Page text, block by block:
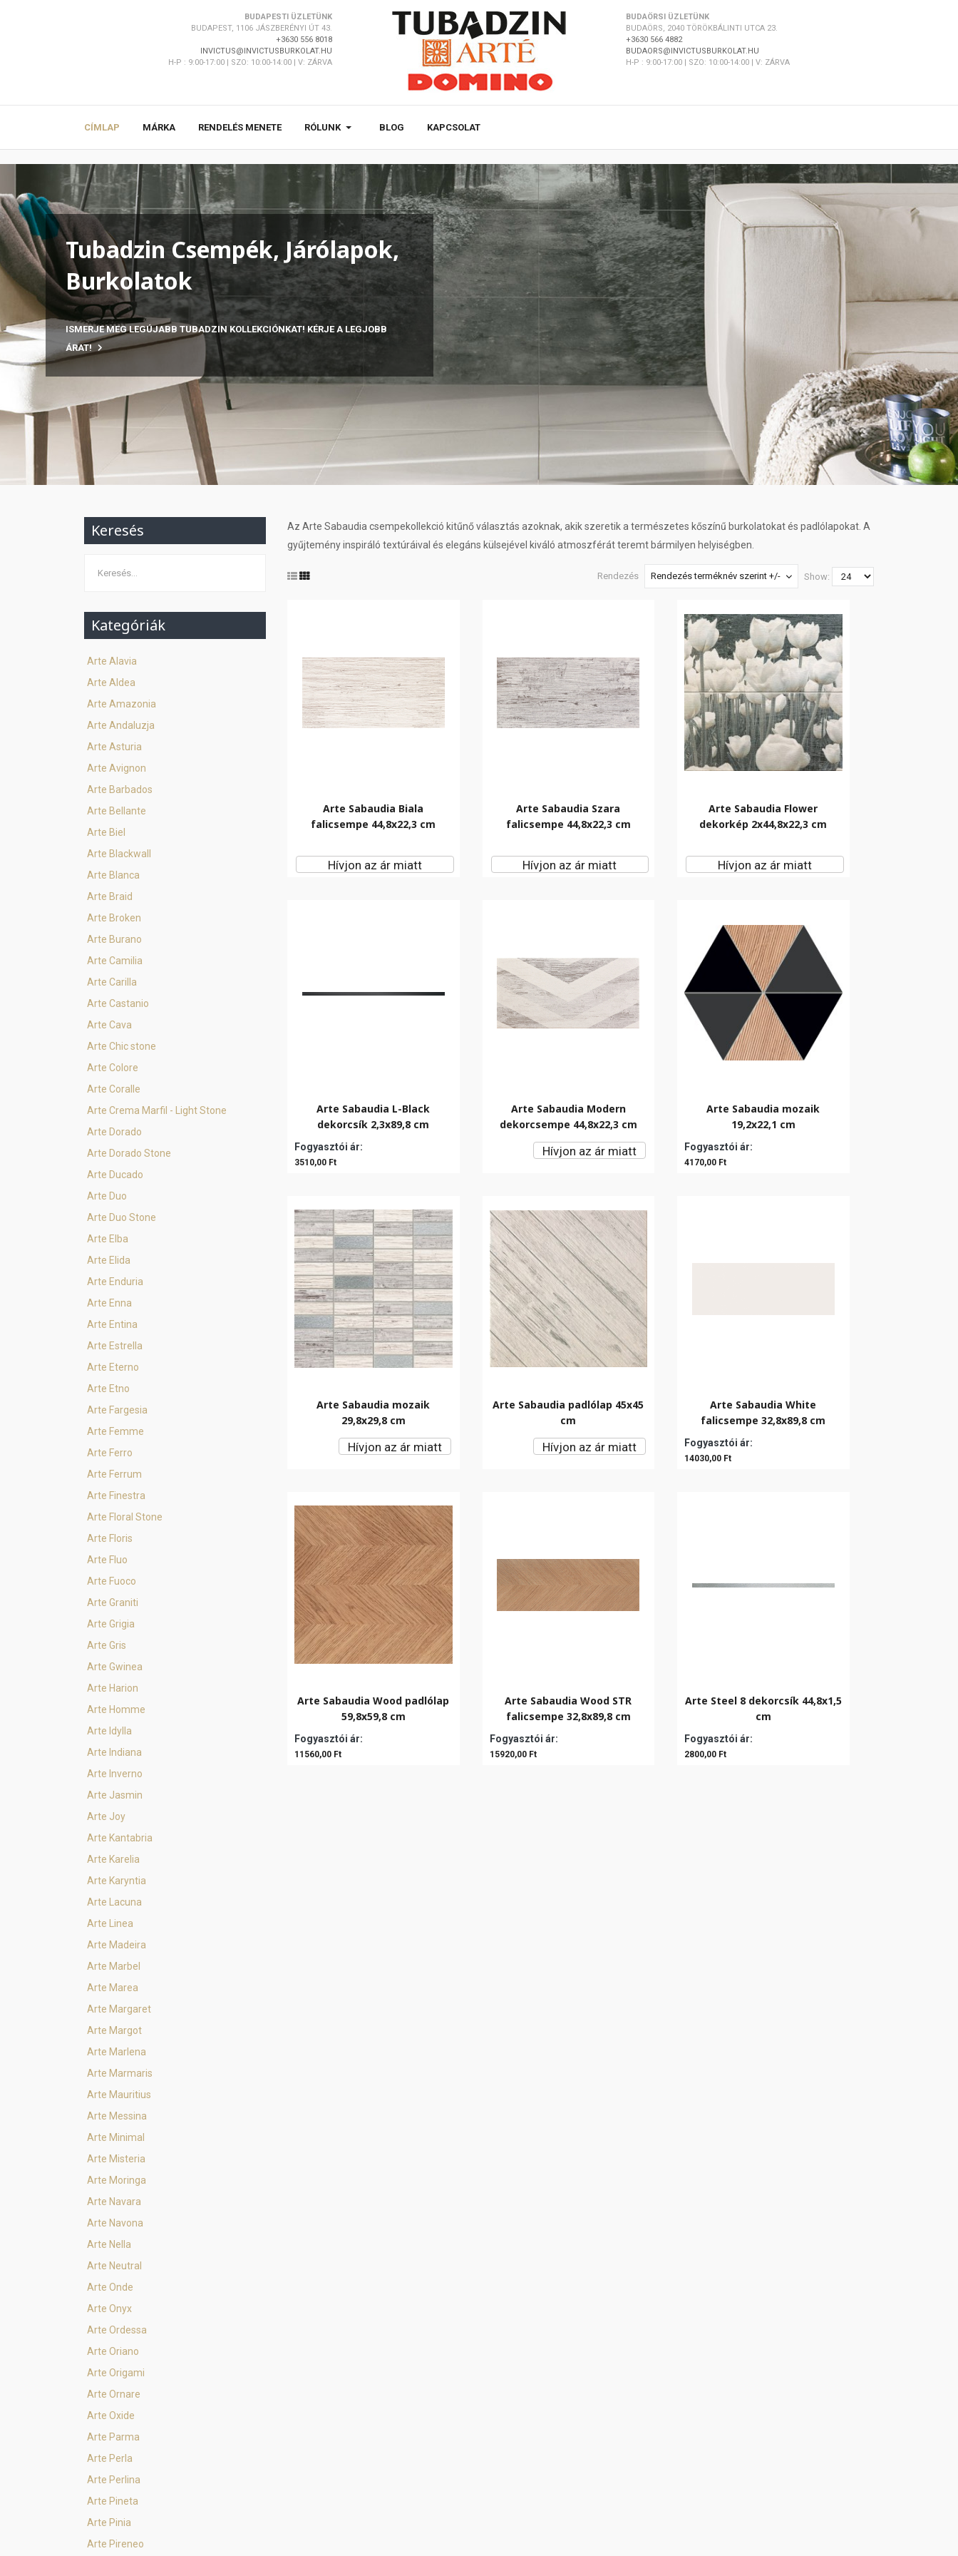
BUDAPESTI ÜZLETÜNK
BUDAPEST, 1106 JÁSZBERÉNYI ÚT 43.
+3630 556 8018
INVICTUS@INVICTUSBURKOLAT.HU
H-P : 9:00-17:00 | SZO: 10:00-14:00 | V: ZÁRVA
BUDAÖRSI ÜZLETÜNK
BUDAÖRS, 2040 TÖRÖKBÁLINTI UTCA 23.
+3630 566 4882
BUDAORS@INVICTUSBURKOLAT.HU
H-P : 9:00-17:00 | SZO: 10:00-14:00 | V: ZÁRVA
CÍMLAP MÁRKA RENDELÉS MENETE RÓLUNK BLOG KAPCSOLAT
Tubadzin Csempék, Járólapok,
Burkolatok
ISMERJE MEG LEGÚJABB TUBADZIN KOLLEKCIÓNKAT! KÉRJE A LEGJOBB
ÁRAT!
Az Arte Sabaudia csempekollekció kitűnő választás azoknak, akik szeretik a természetes kőszínű burkolatokat és padlólapokat. A
gyűjtemény inspiráló textúráival és elegáns külsejével kiváló atmoszférát teremt bármilyen helyiségben.
Rendezés Rendezés terméknév szerint +/- Show:
Arte Sabaudia Biala
falicsempe 44,8x22,3 cm
Hívjon az ár miatt
Arte Sabaudia Szara
falicsempe 44,8x22,3 cm
Hívjon az ár miatt
Arte Sabaudia Flower
dekorkép 2x44,8x22,3 cm
Hívjon az ár miatt
Arte Sabaudia L-Black
dekorcsík 2,3x89,8 cm
Fogyasztói ár:
3510,00 Ft
Arte Sabaudia Modern
dekorcsempe 44,8x22,3 cm
Hívjon az ár miatt
Arte Sabaudia mozaik
19,2x22,1 cm
Fogyasztói ár:
4170,00 Ft
Arte Sabaudia mozaik
29,8x29,8 cm
Hívjon az ár miatt
Arte Sabaudia padlólap 45x45
cm
Hívjon az ár miatt
Arte Sabaudia White
falicsempe 32,8x89,8 cm
Fogyasztói ár:
14030,00 Ft
Arte Sabaudia Wood padlólap
59,8x59,8 cm
Fogyasztói ár:
11560,00 Ft
Arte Sabaudia Wood STR
falicsempe 32,8x89,8 cm
Fogyasztói ár:
15920,00 Ft
Arte Steel 8 dekorcsík 44,8x1,5
cm
Fogyasztói ár:
2800,00 Ft
Keresés
Kategóriák
Arte Alavia
Arte Aldea
Arte Amazonia
Arte Andaluzja
Arte Asturia
Arte Avignon
Arte Barbados
Arte Bellante
Arte Biel
Arte Blackwall
Arte Blanca
Arte Braid
Arte Broken
Arte Burano
Arte Camilia
Arte Carilla
Arte Castanio
Arte Cava
Arte Chic stone
Arte Colore
Arte Coralle
Arte Crema Marfil - Light Stone
Arte Dorado
Arte Dorado Stone
Arte Ducado
Arte Duo
Arte Duo Stone
Arte Elba
Arte Elida
Arte Enduria
Arte Enna
Arte Entina
Arte Estrella
Arte Eterno
Arte Etno
Arte Fargesia
Arte Femme
Arte Ferro
Arte Ferrum
Arte Finestra
Arte Floral Stone
Arte Floris
Arte Fluo
Arte Fuoco
Arte Graniti
Arte Grigia
Arte Gris
Arte Gwinea
Arte Harion
Arte Homme
Arte Idylla
Arte Indiana
Arte Inverno
Arte Jasmin
Arte Joy
Arte Kantabria
Arte Karelia
Arte Karyntia
Arte Lacuna
Arte Linea
Arte Madeira
Arte Marbel
Arte Marea
Arte Margaret
Arte Margot
Arte Marlena
Arte Marmaris
Arte Mauritius
Arte Messina
Arte Minimal
Arte Misteria
Arte Moringa
Arte Navara
Arte Navona
Arte Nella
Arte Neutral
Arte Onde
Arte Onyx
Arte Ordessa
Arte Oriano
Arte Origami
Arte Ornare
Arte Oxide
Arte Parma
Arte Perla
Arte Perlina
Arte Pineta
Arte Pinia
Arte Pireneo